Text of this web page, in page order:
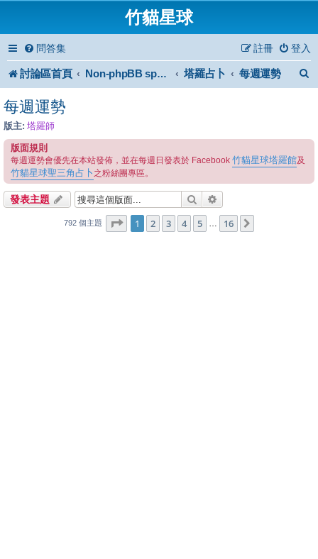
竹貓星球
問答集 登入
註冊
討論區首頁 Non-phpBB specific 塔羅占卜 每週運勢
每週運勢
版主: 塔羅師
版面規則
每週運勢會優先在本站發佈，並在每週日發表於 Facebook 竹貓星球塔羅館及
竹貓星球聖三角占卜 之粉絲團專區。
發表主題 搜尋
792 個主題 第1 頁 (共 16頁)
1 2 3 4 5 … 16